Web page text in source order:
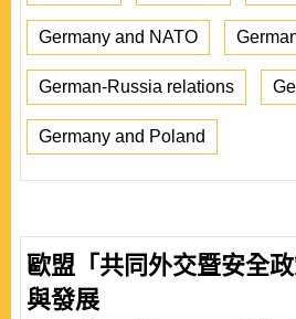
Germany and NATO
German-Russia relations
Germany and Poland
歐盟「共同外交暨安全
與發展